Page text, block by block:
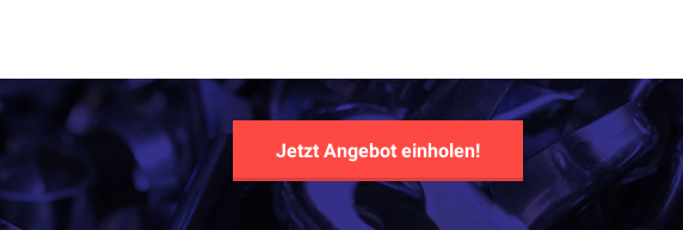
Jetzt Angebot einholen!